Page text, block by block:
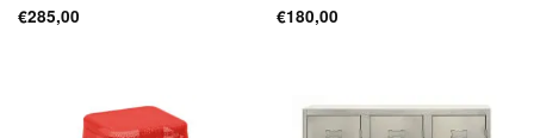
€285,00
€180,00